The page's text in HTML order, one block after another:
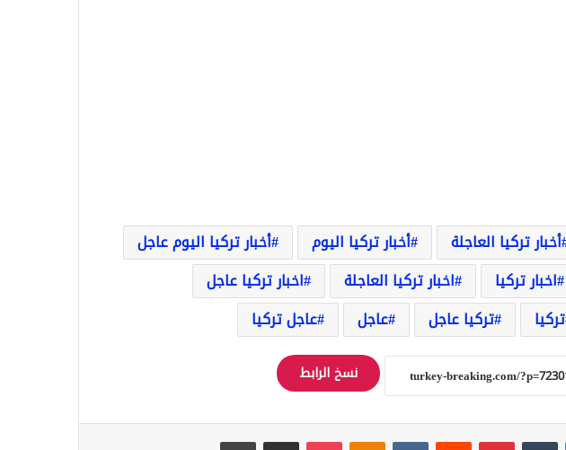
أخبار تركيا العاجلة أخبار تركيا اليوم
أخبار تركيا اليوم عاجل
اخبار تركيا اخبار تركيا العاجلة
اخبار تركيا عاجل
تركيا تركيا عاجل عاجل عاجل تركيا
نسخ الرابط
لينكدإن بينتيريست